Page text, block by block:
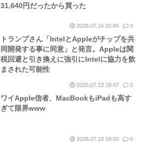
31,640円だったから買った
2026.07.16 20:45 0
トランプさん「IntelとAppleがチップを共
同開発する事に同意」と発言。Appleは関
税回避と引き換えに強引にIntelに協力を飲
まされた可能性
2026.07.13 18:47 0
ワイApple信者、MacBookもiPadも高す
ぎて限界www
2026.07.13 18:00 0